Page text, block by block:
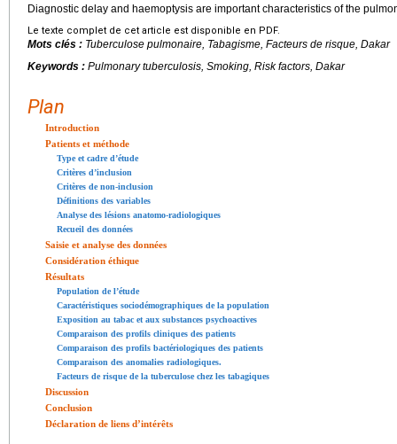
Diagnostic delay and haemoptysis are important characteristics of the
Le texte complet de cet article est disponible en PDF.
Mots clés : Tuberculose pulmonaire, Tabagisme, Facteurs de risque, Dakar
Keywords : Pulmonary tuberculosis, Smoking, Risk factors, Dakar
Plan
Introduction
Patients et méthode
Type et cadre d’étude
Critères d’inclusion
Critères de non-inclusion
Définitions des variables
Analyse des lésions anatomo-radiologiques
Recueil des données
Saisie et analyse des données
Considération éthique
Résultats
Population de l’étude
Caractéristiques sociodémographiques de la population
Exposition au tabac et aux substances psychoactives
Comparaison des profils cliniques des patients
Comparaison des profils bactériologiques des patients
Comparaison des anomalies radiologiques.
Facteurs de risque de la tuberculose chez les tabagiques
Discussion
Conclusion
Déclaration de liens d’intérêts